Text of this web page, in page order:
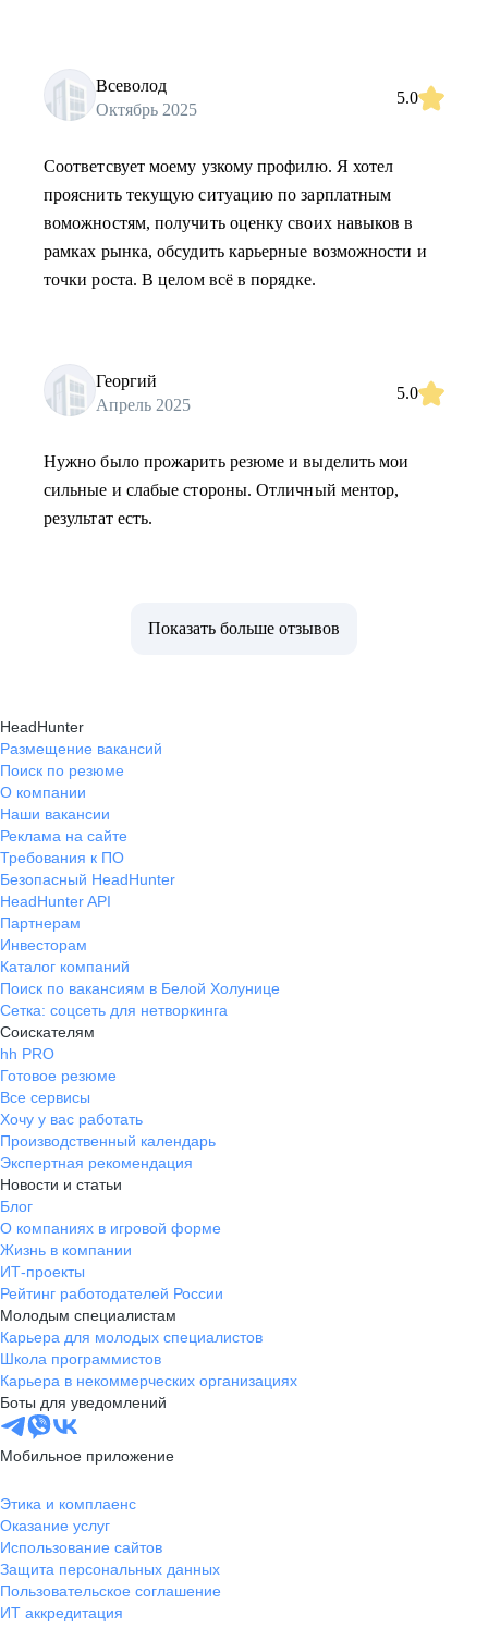
Всеволод
Октябрь 2025
5.0
Соответсвует моему узкому профилю. Я хотел
прояснить текущую ситуацию по зарплатным
воможностям, получить оценку своих навыков в
рамках рынка, обсудить карьерные возможности и
точки роста. В целом всё в порядке.
Георгий
Апрель 2025
5.0
Нужно было прожарить резюме и выделить мои
сильные и слабые стороны. Отличный ментор,
результат есть.
Показать больше отзывов
HeadHunter
Размещение вакансий
Поиск по резюме
О компании
Наши вакансии
Реклама на сайте
Требования к ПО
Безопасный HeadHunter
HeadHunter API
Партнерам
Инвесторам
Каталог компаний
Поиск по вакансиям в Белой Холунице
Сетка: соцсеть для нетворкинга
Соискателям
hh PRO
Готовое резюме
Все сервисы
Хочу у вас работать
Производственный календарь
Экспертная рекомендация
Новости и статьи
Блог
О компаниях в игровой форме
Жизнь в компании
ИТ-проекты
Рейтинг работодателей России
Молодым специалистам
Карьера для молодых специалистов
Школа программистов
Карьера в некоммерческих организациях
Боты для уведомлений
Мобильное приложение
Этика и комплаенс
Оказание услуг
Использование сайтов
Защита персональных данных
Пользовательское соглашение
ИТ аккредитация